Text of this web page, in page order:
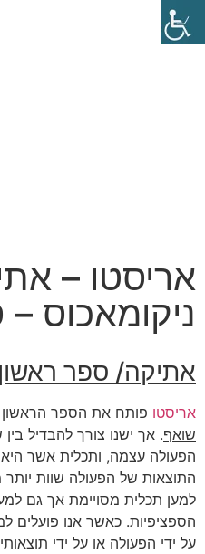
אריסטו –
ניקומאכוס
אתיקה/ ספר
אריסטו פותח את הספר
שואף. אך ישנו צורך להבדיל
הפעולה עצמה, ותכלית אשר
התוצאות של הפעולה שוות
למען תכלית מסויימת אך גם
הספציפיות. כאשר אנו פועלים
על ידי הפעולה או על ידי